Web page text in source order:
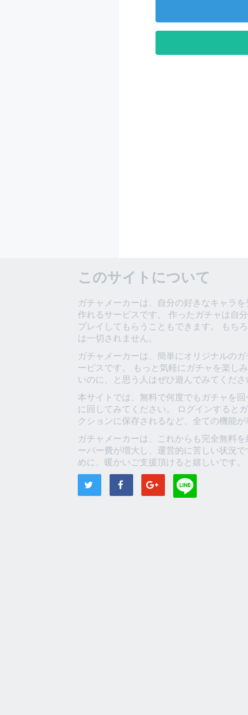
このサイトについて
ガチャメーカーは、自分の好きなキャラ
作れるサービスです。 作ったガチャは自
プレイしてもらうこともできます。 もち
は一切されません。
ガチャメーカーは、簡単にオリジナルの
ービスです。 もっと気軽にガチャを楽し
いのに、と思う人はぜひ遊んでみてくださ
本サイトでは、無料で何度でもガチャを
に回してみてください。 ログインすると
クションに保存されるなど、全ての機能が
ガチャメーカーは、これからも完全無料
ーバー費が増大し、運営的に苦しい状況
めに、暖かいご支援頂けると嬉しいです。